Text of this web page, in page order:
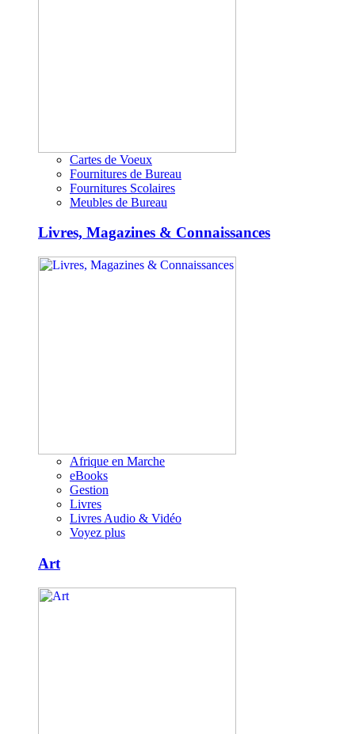
Cartes de Voeux
Fournitures de Bureau
Fournitures Scolaires
Meubles de Bureau
Livres, Magazines & Connaissances
Afrique en Marche
eBooks
Gestion
Livres
Livres Audio & Vidéo
Voyez plus
Art